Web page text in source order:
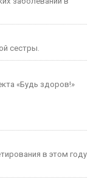
на основные
готовится
и